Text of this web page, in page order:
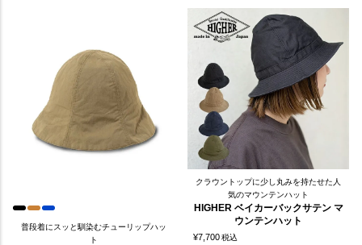
普段着にスッと馴染むチューリップハッ
ト
クラウントップに少し丸みを持たせた人
気のマウンテンハット
HIGHER ベイカーバックサテン マ
ウンテンハット
¥7,700税込